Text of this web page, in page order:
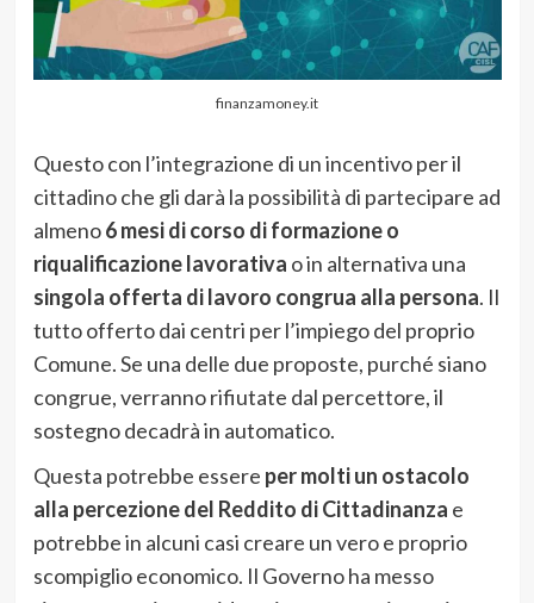
finanzamoney.it
Questo con l’integrazione di un incentivo per il
cittadino che gli darà la possibilità di partecipare ad
almeno6 mesi di corso di formazione o
riqualificazione lavorativa o in alternativa una
singola offerta di lavoro congrua alla persona. Il
tutto offerto dai centri per l’impiego del proprio
Comune. Se una delle due proposte, purché siano
congrue, verranno rifiutate dal percettore, il
sostegno decadrà in automatico.
Questa potrebbe essere per molti un ostacolo
alla percezione del Reddito di Cittadinanza e
potrebbe in alcuni casi creare un vero e proprio
scompiglio economico. Il Governo ha messo